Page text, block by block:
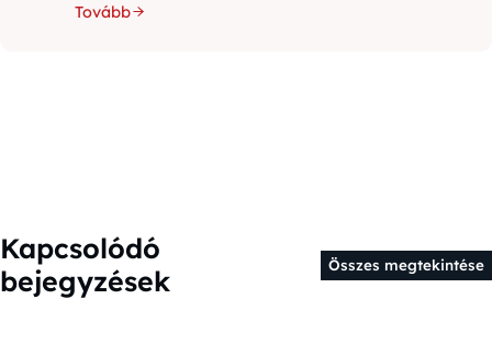
Tovább
Kapcsolódó
bejegyzések
Összes megtekintése